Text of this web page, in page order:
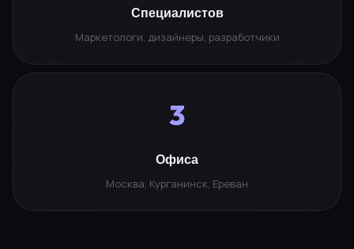
Специалистов
Маркетологи, дизайнеры, разработчики
3
Офиса
Москва, Курганинск, Ереван